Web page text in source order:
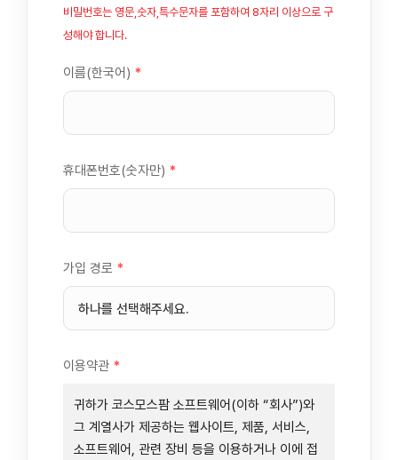
비밀번호는 영문,숫자,특수문자를 포함하여 8자리 이상으로 구
성해야 합니다.
이름(한국어) *
휴대폰번호(숫자만) *
가입 경로 *
이용약관 *
귀하가 코스모스팜 소프트웨어(이하 “회사”)와
그 계열사가 제공하는 웹사이트, 제품, 서비스,
소프트웨어, 관련 장비 등을 이용하거나 이에 접